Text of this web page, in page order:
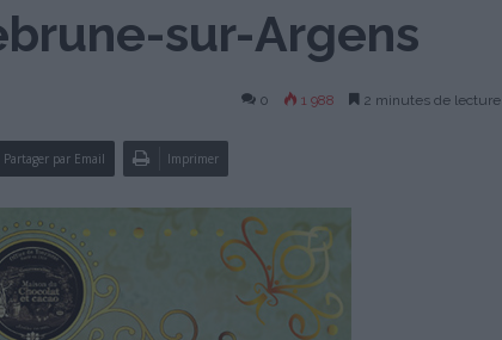
sur-Argens
0 1 988 2 minutes de lecture
Partager par Email Imprimer